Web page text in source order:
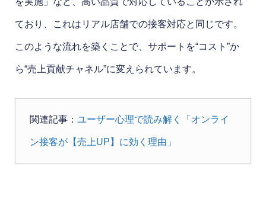
ており、これはリアル店舗での接客対応と同じです。
このような流れを築くことで、サポートを“コスト”か
ら“売上貢献チャネル”に変えられています。
関連記事： ユーザー心理で読み解く「オンライ
ン接客が【売上UP】に効く理由」